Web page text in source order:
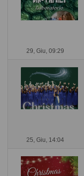
29, Giu, 09:29
25, Giu, 14:04